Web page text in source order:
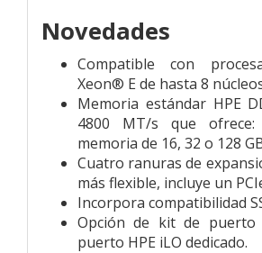
Novedades
Compatible con
Xeon® E de hasta 8
Memoria estándar HPE
4800 MT/s que ofrece:
memoria de 16, 32 o 128
Cuatro ranuras de
más flexible, incluye un
Incorpora compatibilidad
Opción de kit de
puerto HPE iLO dedicado.